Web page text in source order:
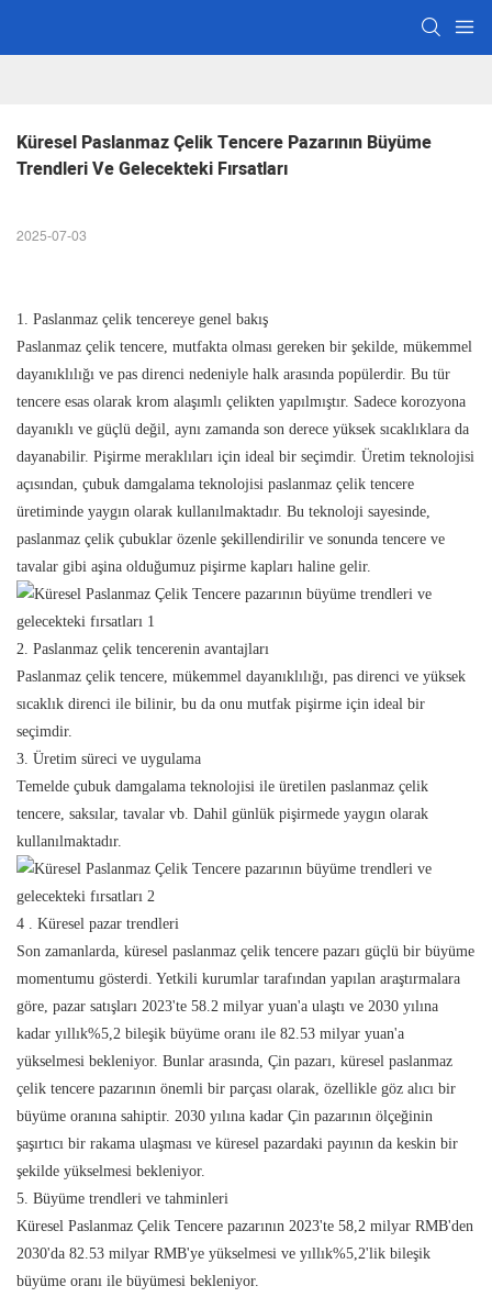
Küresel Paslanmaz Çelik Tencere Pazarının Büyüme
Trendleri Ve Gelecekteki Fırsatları
2025-07-03
1. Paslanmaz çelik tencereye genel bakış
Paslanmaz çelik tencere, mutfakta olması gereken bir şekilde, mükemmel
dayanıklılığı ve pas direnci nedeniyle halk arasında popülerdir. Bu tür
tencere esas olarak krom alaşımlı çelikten yapılmıştır. Sadece korozyona
dayanıklı ve güçlü değil, aynı zamanda son derece yüksek sıcaklıklara da
dayanabilir. Pişirme meraklıları için ideal bir seçimdir. Üretim teknolojisi
açısından, çubuk damgalama teknolojisi paslanmaz çelik tencere
üretiminde yaygın olarak kullanılmaktadır. Bu teknoloji sayesinde,
paslanmaz çelik çubuklar özenle şekillendirilir ve sonunda tencere ve
tavalar gibi aşina olduğumuz pişirme kapları haline gelir.
2. Paslanmaz çelik tencerenin avantajları
Paslanmaz çelik tencere, mükemmel dayanıklılığı, pas direnci ve yüksek
sıcaklık direnci ile bilinir, bu da onu mutfak pişirme için ideal bir
seçimdir.
3. Üretim süreci ve uygulama
Temelde çubuk damgalama teknolojisi ile üretilen paslanmaz çelik
tencere, saksılar, tavalar vb. Dahil günlük pişirmede yaygın olarak
kullanılmaktadır.
4 . Küresel pazar trendleri
Son zamanlarda, küresel paslanmaz çelik tencere pazarı güçlü bir büyüme
momentumu gösterdi. Yetkili kurumlar tarafından yapılan araştırmalara
göre, pazar satışları 2023'te 58.2 milyar yuan'a ulaştı ve 2030 yılına
kadar yıllık%5,2 bileşik büyüme oranı ile 82.53 milyar yuan'a
yükselmesi bekleniyor. Bunlar arasında, Çin pazarı, küresel paslanmaz
çelik tencere pazarının önemli bir parçası olarak, özellikle göz alıcı bir
büyüme oranına sahiptir. 2030 yılına kadar Çin pazarının ölçeğinin
şaşırtıcı bir rakama ulaşması ve küresel pazardaki payının da keskin bir
şekilde yükselmesi bekleniyor.
5. Büyüme trendleri ve tahminleri
Küresel Paslanmaz Çelik Tencere pazarının 2023'te 58,2 milyar RMB'den
2030'da 82.53 milyar RMB'ye yükselmesi ve yıllık%5,2'lik bileşik
büyüme oranı ile büyümesi bekleniyor.